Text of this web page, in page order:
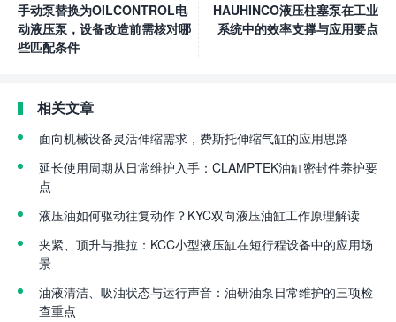
手动泵替换为OILCONTROL电
动液压泵，设备改造前需核对哪
些匹配条件
HAUHINCO液压柱塞泵在工业
系统中的效率支撑与应用要点
相关文章
面向机械设备灵活伸缩需求，费斯托伸缩气缸的应用思路
延长使用周期从日常维护入手：CLAMPTEK油缸密封件养护要
点
液压油如何驱动往复动作？KYC双向液压油缸工作原理解读
夹紧、顶升与推拉：KCC小型液压缸在短行程设备中的应用场
景
油液清洁、吸油状态与运行声音：油研油泵日常维护的三项检
查重点